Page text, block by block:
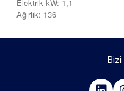
Elektrik kW: 1,1
Ağırlık: 136
Bizi